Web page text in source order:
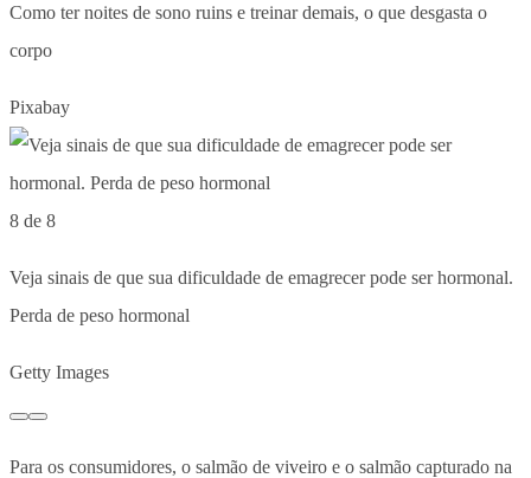
Como ter noites de sono ruins e treinar demais, o que desgasta o
corpo
Pixabay
8 de 8
Veja sinais de que sua dificuldade de emagrecer pode ser hormonal.
Perda de peso hormonal
Getty Images
Para os consumidores, o salmão de viveiro e o salmão capturado na